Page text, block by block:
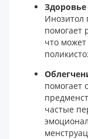
Инозитол
помогает
что
помогает
частые